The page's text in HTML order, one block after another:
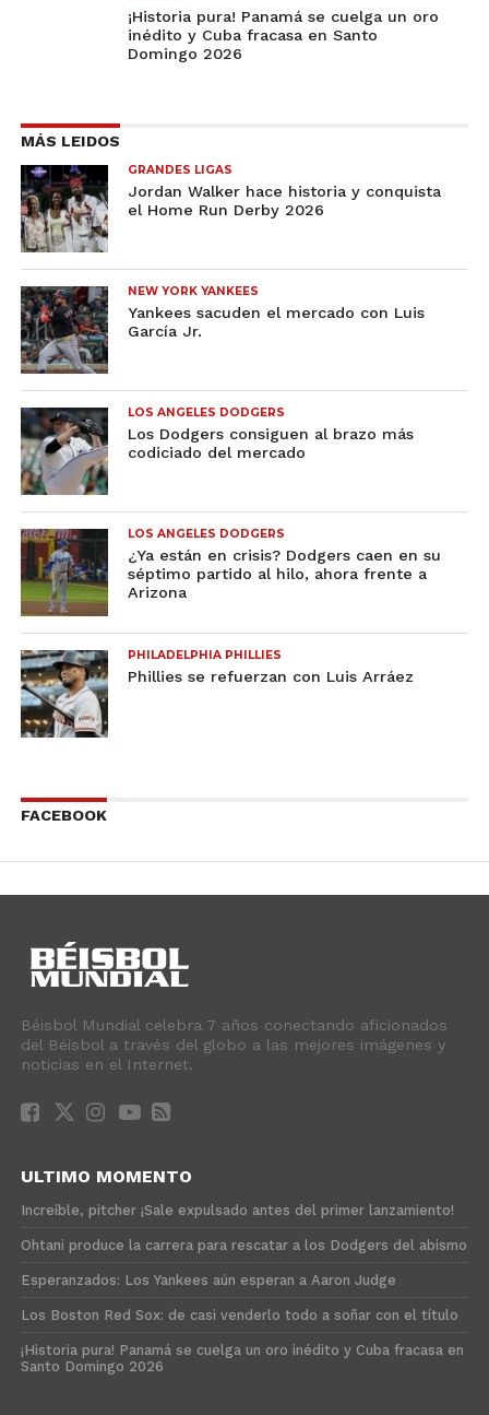
¡Historia pura! Panamá se cuelga un oro
inédito y Cuba fracasa en Santo
Domingo 2026
MÁS LEIDOS
GRANDES LIGAS
Jordan Walker hace historia y conquista
el Home Run Derby 2026
NEW YORK YANKEES
Yankees sacuden el mercado con Luis
García Jr.
LOS ANGELES DODGERS
Los Dodgers consiguen al brazo más
codiciado del mercado
LOS ANGELES DODGERS
¿Ya están en crisis? Dodgers caen en su
séptimo partido al hilo, ahora frente a
Arizona
PHILADELPHIA PHILLIES
Phillies se refuerzan con Luis Arráez
FACEBOOK
Béisbol Mundial celebra 7 años conectando aficionados
del Béisbol a través del globo a las mejores imágenes y
noticias en el Internet.
ULTIMO MOMENTO
Increíble, pitcher ¡Sale expulsado antes del primer lanzamiento!
Ohtani produce la carrera para rescatar a los Dodgers del abismo
Esperanzados: Los Yankees aún esperan a Aaron Judge
Los Boston Red Sox: de casi venderlo todo a soñar con el título
¡Historia pura! Panamá se cuelga un oro inédito y Cuba fracasa en
Santo Domingo 2026